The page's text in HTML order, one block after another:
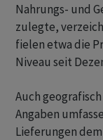
Nahrungs- und
zulegte,
fielen etwa die
Niveau seit
Auch
Angaben
Lieferungen